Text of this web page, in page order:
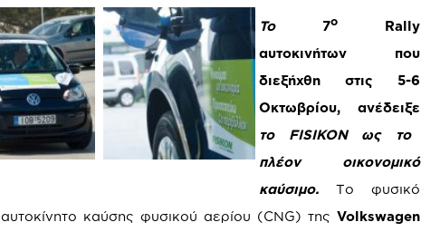
Το 7ο
Rally
αυτοκινήτων που
διεξήχθη στις 5-6
Οκτωβρίου, ανέδειξε
το FISIKONως το
πλέον οικονομικό
καύσιμο.Tο φυσικό
αυτοκίνητο καύσης φυσικού αερίου (CNG) της Volkswagen